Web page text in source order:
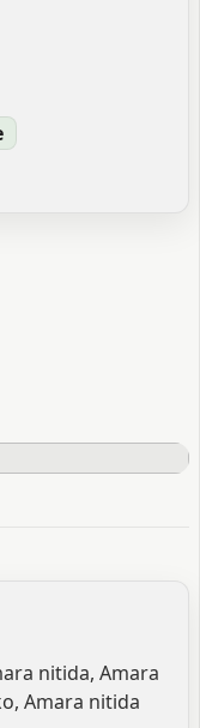
nitida, Amara
Amara nitida